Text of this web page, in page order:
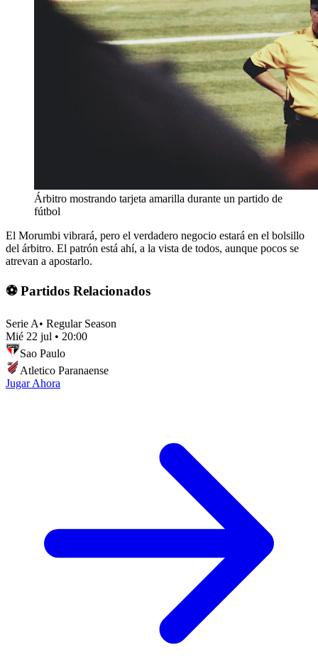
Árbitro mostrando tarjeta amarilla durante un partido de
fútbol
El Morumbi vibrará, pero el verdadero negocio estará en el bolsillo
del árbitro. El patrón está ahí, a la vista de todos, aunque pocos se
atrevan a apostarlo.
⚽ Partidos Relacionados
Serie A• Regular Season
Mié 22 jul • 20:00
Sao Paulo
Atletico Paranaense
Jugar Ahora